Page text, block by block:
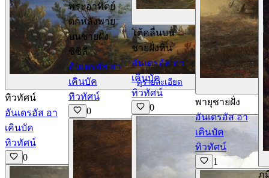
ดูรายละเอียด
ทิวทัศน์
อันเดรอัส อา
เคินบัค
ทิวทัศน์
0
พระอาทิตย์
ตกหลังพายุ
บนชายฝั่ง
ซิซิลี
อันเดรอัส อา
เคินบัค
ทิวทัศน์
0
โต้คลื่นบน
ชายฝั่งหิน
อันเดรอัส อา
เคินบัค
ทิวทัศน์
0
พายุชายฝั่ง
อันเดรอัส อา
เคินบัค
ทิวทัศน์
1
ภู